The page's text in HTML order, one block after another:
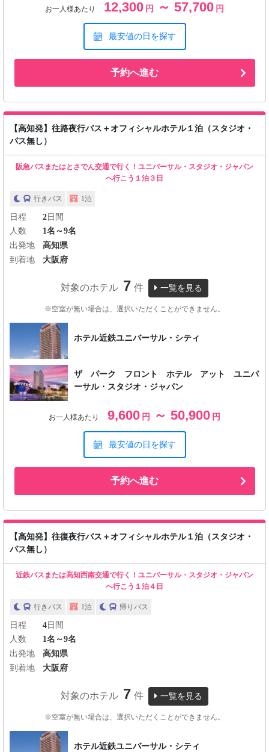
お一人様あたり 12,300 円 ～ 57,700 円
最安値の日を探す
予約へ進む
【高知発】往路夜行バス＋オフィシャルホテル１泊（スタジオ・
パス無し）
阪急バスまたはとさでん交通で行く！ユニバーサル・スタジオ・ジャパン
へ行こう１泊３日
行きバス 1泊
日程 2日間
人数
1名～9名
出発地
高知県
到着地
大阪府
対象のホテル 7 件 一覧を見る
※空室が無い場合は、選択いただくことができません。
ホテル近鉄ユニバーサル・シティ
ザ パーク フロント ホテル アット ユニバ
ーサル・スタジオ・ジャパン
お一人様あたり 9,600 円 ～ 50,900 円
最安値の日を探す
予約へ進む
【高知発】往復夜行バス＋オフィシャルホテル１泊（スタジオ・
パス無し）
近鉄バスまたは高知西南交通で行く！ユニバーサル・スタジオ・ジャパン
へ行こう１泊４日
行きバス 1泊 帰りバス
日程 4日間
人数
1名～9名
出発地
高知県
到着地
大阪府
対象のホテル 7 件 一覧を見る
※空室が無い場合は、選択いただくことができません。
ホテル近鉄ユニバーサル・シティ